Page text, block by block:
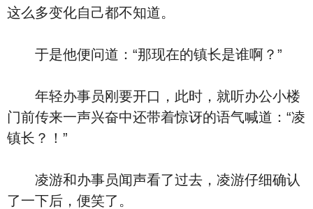
这么多变化自己都不知道。
于是他便问道：“那现在的镇长是谁啊？”
年轻办事员刚要开口，此时，就听办公小楼
门前传来一声兴奋中还带着惊讶的语气喊道：“凌
镇长？！”
凌游和办事员闻声看了过去，凌游仔细确认
了一下后，便笑了。